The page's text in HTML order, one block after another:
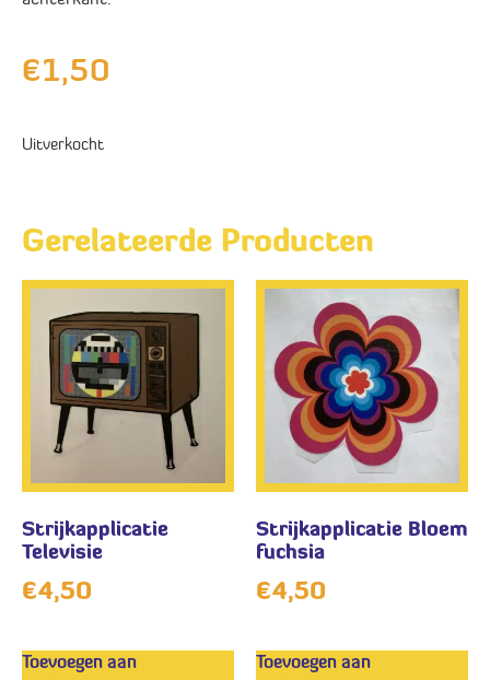
€1,50
Uitverkocht
Gerelateerde Producten
Strijkapplicatie
Televisie
€4,50
Toevoegen aan
Strijkapplicatie Bloem
fuchsia
€4,50
Toevoegen aan